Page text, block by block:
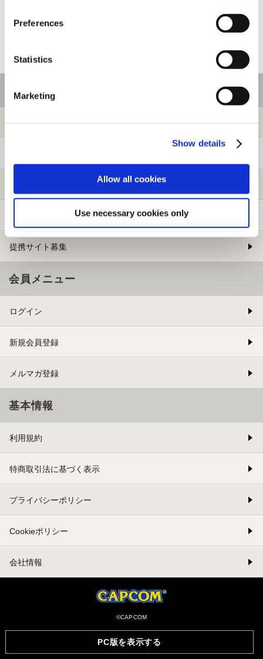
Preferences
Statistics
Marketing
Show details
Allow all cookies
Use necessary cookies only
PC版を表示する
ご利用情報
初めての方へ
提携サイト募集
会員メニュー
ログイン
新規会員登録
メルマガ登録
基本情報
利用規約
特商取引法に基づく表示
プライバシーポリシー
Cookieポリシー
会社情報
©CAPCOM